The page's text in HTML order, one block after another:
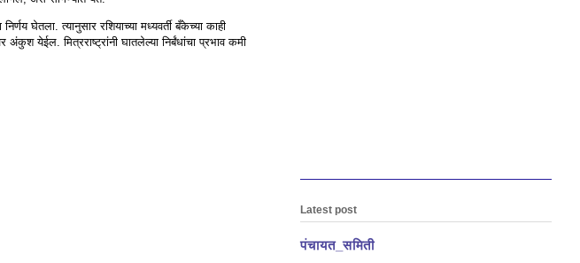
घेतला. त्यानुसार रशियाच्या मध्यवर्ती बँकेच्या काही
अंकुश येईल. मित्रराष्ट्रांनी घातलेल्या निर्बंधांचा प्रभाव कमी
Latest post
पंचायत_समिती